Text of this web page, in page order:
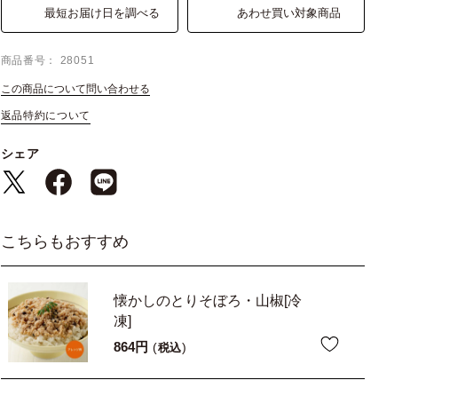
最短お届け日を調べる あわせ買い対象商品
商品番号 28051
この商品について問い合わせる
返品特約について
シェア
こちらもおすすめ
懐かしのとりそぼろ・山椒[冷
凍]
864
税込